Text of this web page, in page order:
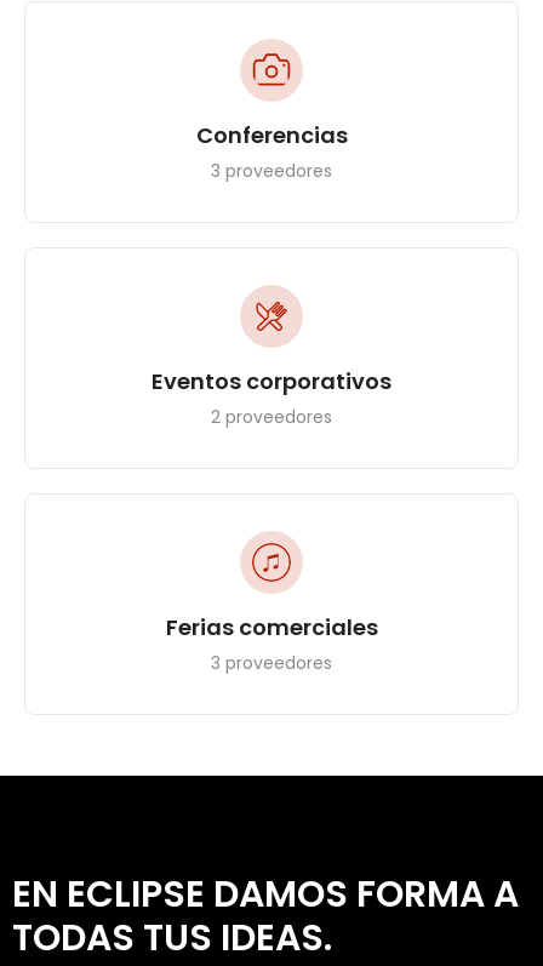
Conferencias
3 proveedores
Eventos corporativos
2 proveedores
Ferias comerciales
3 proveedores
EN ECLIPSE DAMOS FORMA A
TODAS TUS IDEAS.